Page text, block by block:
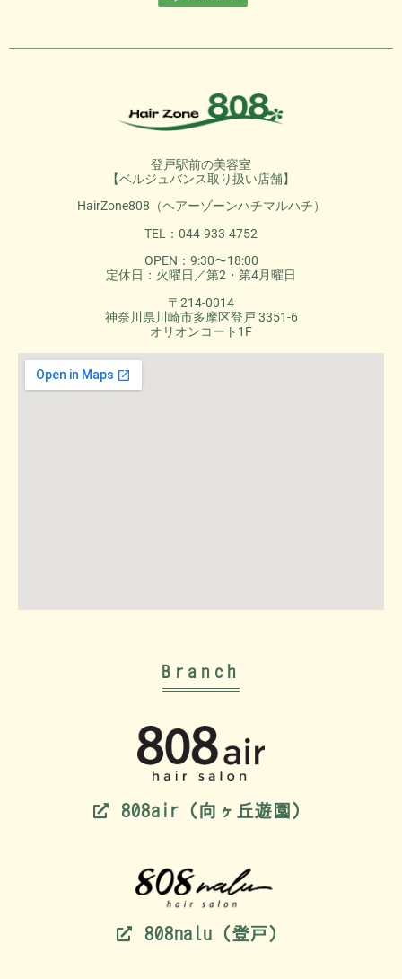
登戸駅前の美容室
【ベルジュバンス取り扱い店舗】
HairZone808（ヘアーゾーンハチマルハチ）
TEL：044-933-4752
OPEN：9:30〜18:00
定休日：火曜日／第2・第4月曜日
〒214-0014
神奈川県川崎市多摩区登戸 3351-6
オリオンコート1F
Branch
808air（向ヶ丘遊園）
808nalu（登戸）